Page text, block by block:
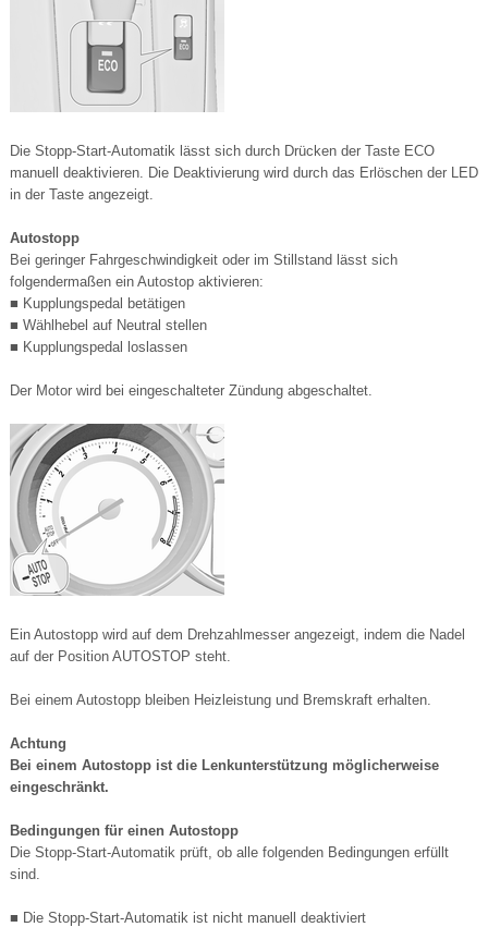
Die Stopp-Start-Automatik lässt sich durch Drücken der Taste ECO
manuell deaktivieren. Die Deaktivierung wird durch das Erlöschen der LED
in der Taste angezeigt.
Autostopp
Bei geringer Fahrgeschwindigkeit oder im Stillstand lässt sich
folgendermaßen ein Autostop aktivieren:
■ Kupplungspedal betätigen
■ Wählhebel auf Neutral stellen
■ Kupplungspedal loslassen
Der Motor wird bei eingeschalteter Zündung abgeschaltet.
Ein Autostopp wird auf dem Drehzahlmesser angezeigt, indem die Nadel
auf der Position AUTOSTOP steht.
Bei einem Autostopp bleiben Heizleistung und Bremskraft erhalten.
Achtung
Bei einem Autostopp ist die Lenkunterstützung möglicherweise
eingeschränkt.
Bedingungen für einen Autostopp
Die Stopp-Start-Automatik prüft, ob alle folgenden Bedingungen erfüllt
sind.
■ Die Stopp-Start-Automatik ist nicht manuell deaktiviert